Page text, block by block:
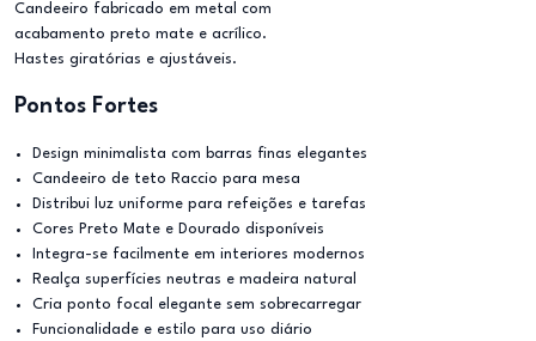
Candeeiro fabricado em metal com
acabamento preto mate e acrílico.
Hastes giratórias e ajustáveis.
Pontos Fortes
Design minimalista com barras finas elegantes
Candeeiro de teto Raccio para mesa
Distribui luz uniforme para refeições e tarefas
Cores Preto Mate e Dourado disponíveis
Integra-se facilmente em interiores modernos
Realça superfícies neutras e madeira natural
Cria ponto focal elegante sem sobrecarregar
Funcionalidade e estilo para uso diário